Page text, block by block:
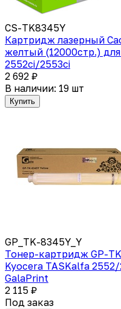
CS-TK8345Y
Картридж лазерный
желтый (12000стр.)
2552ci/2553ci
2 692 ₽
В наличии: 19 шт
Купить
GP_TK-8345Y_Y
Тонер-картридж GP-
Kyocera TASKalfa
GalaPrint
2 115 ₽
Под заказ